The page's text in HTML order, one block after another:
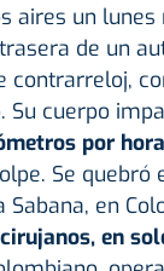
aires un lunes
de un
Su cuerpo
por hora
Se quebró
en
en